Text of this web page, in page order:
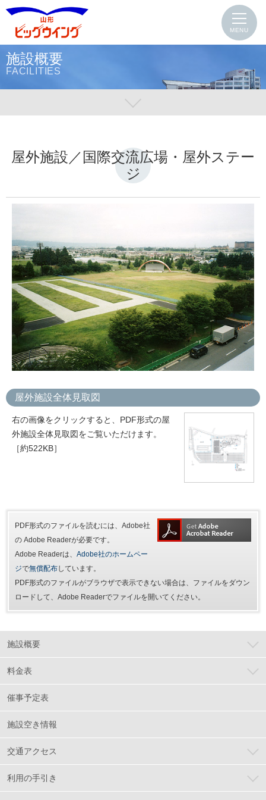
MENU
施設概要
FACILITIES
屋外施設／国際交流広場・屋外ステー
ジ
屋外施設全体見取図
右の画像をクリックすると、PDF形式の屋
外施設全体見取図をご覧いただけます。
［約522KB］
PDF形式のファイルを読むには、Adobe社
の Adobe Readerが必要です。
Adobe Readerは、 Adobe社のホームペー
ジで無償配布しています。
PDF形式のファイルがブラウザで表示できない場合は、ファイルをダウン
ロードして、Adobe Readerでファイルを開いてください。
施設概要
料金表
催事予定表
施設空き情報
交通アクセス
利用の手引き